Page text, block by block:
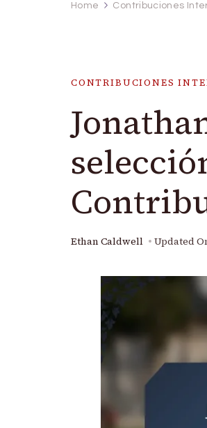
Home Contribuciones
CONTRIBUCIONES
Ethan Caldwell Updated